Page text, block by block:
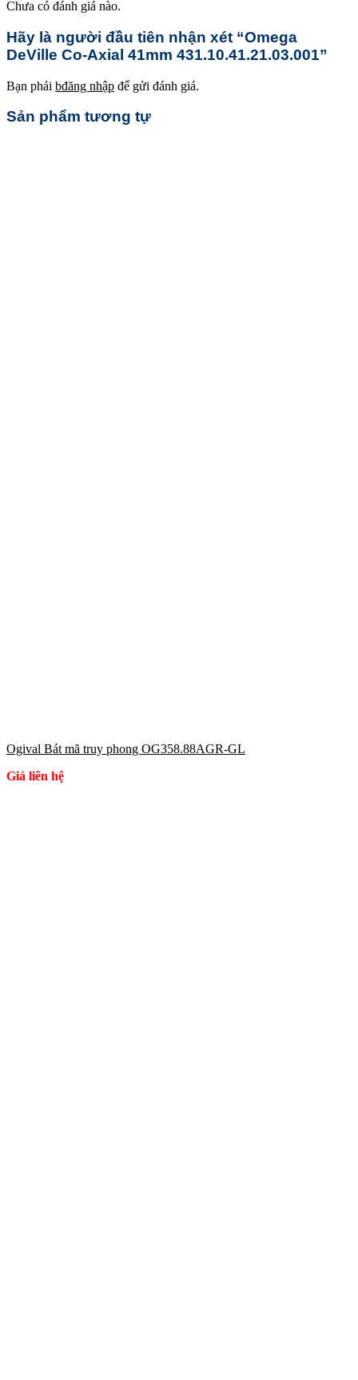
Chưa có đánh giá nào.
Hãy là người đầu tiên nhận xét “Omega
DeVille Co-Axial 41mm 431.10.41.21.03.001”
Bạn phải bđăng nhập để gửi đánh giá.
Sản phẩm tương tự
Ogival Bát mã truy phong OG358.88AGR-GL
Giá liên hệ